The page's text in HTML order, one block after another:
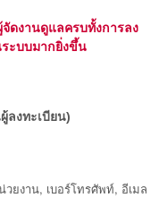
ดงานดูแลครบทั้งการลง
ะบบมากยิ่งขึ้น
ลงทะเบียน)
ยงาน, เบอร์โทรศัพท์, อีเมล